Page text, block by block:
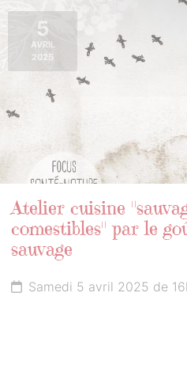
5
AVRIL
2025
Atelier cuisine
comestibles" par le
sauvage
Samedi 5 avril 2025 de